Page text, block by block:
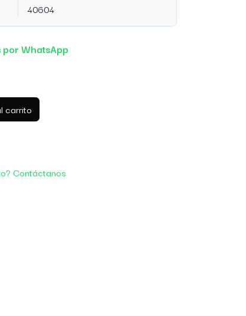
40604
WhatsApp
carrito
Contáctanos